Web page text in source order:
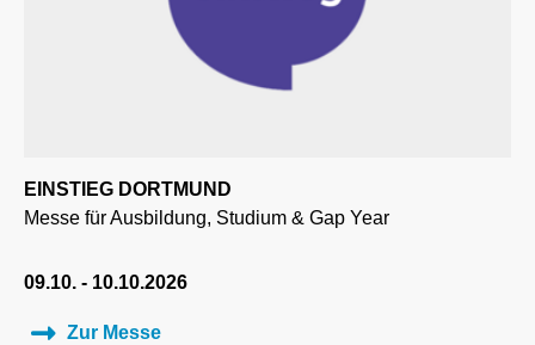
EINSTIEG DORTMUND
Messe für Ausbildung, Studium & Gap Year
09.10. - 10.10.2026
Zur Messe